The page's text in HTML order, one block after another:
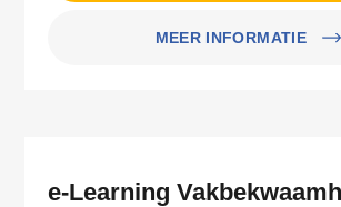
MEER INFORMATIE
e-Learning